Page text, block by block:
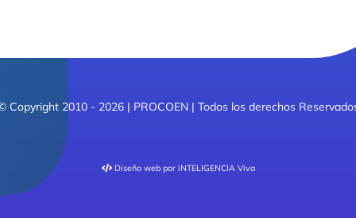
Copyright 2010 - 2026 | PROCOEN | Todos los derechos
Diseño webpor iNTELIGENCIA Viva